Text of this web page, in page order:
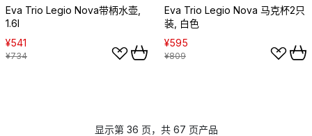
Eva Trio Legio Nova带柄水壶,
1.6l
¥541
¥734
Eva Trio Legio Nova 马克杯2只
装, 白色
¥595
¥809
显示第 36 页，共 67 页产品